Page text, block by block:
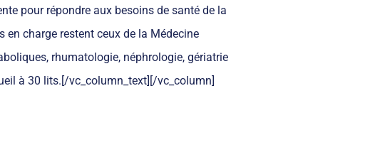
pour répondre aux besoins de santé de la
charge restent ceux de la Médecine
rhumatologie, néphrologie, gériatrie
à 30 lits.[/vc_column_text][/vc_column]